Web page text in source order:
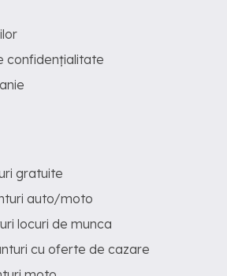
confidențialitate
gratuite
auto/moto
locuri de munca
cu oferte de cazare